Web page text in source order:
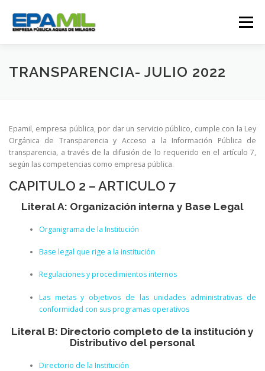
contenido
Menú
CONÓCENOS CONTÁCTENOS
GESTIÓN OPERATIVA CAMPAÑAS
TRANSPARENCIA- JULIO 2022
Epamil, empresa pública, por dar un servicio público, cumple con la Ley
Orgánica de Transparencia y Acceso a la Información Pública de
transparencia, a través de la difusión de lo requerido en el artículo 7,
según las competencias como empresa pública.
CAPITULO 2 – ARTICULO 7
Literal A: Organización interna y Base Legal
Organigrama de la Institución
Base legal que rige a la institución
Regulaciones y procedimientos internos
Las metas y objetivos de las unidades administrativas de
conformidad con sus programas operativos
Literal B: Directorio completo de la institución y
Distributivo del personal
Directorio de la Institución